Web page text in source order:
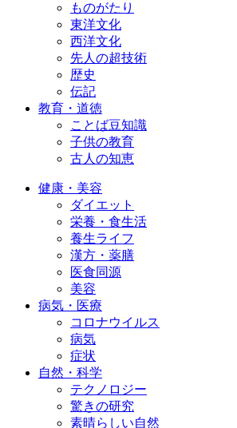
ものがたり
東洋文化
西洋文化
先人の超技術
歴史
伝記
教育・道徳
ことば豆知識
子供の教育
古人の知恵
健康・美容
ダイエット
栄養・食生活
養生ライフ
漢方・薬膳
医食同源
美容
病気・医療
コロナウイルス
病気
症状
自然・科学
テクノロジー
驚きの研究
素晴らしい自然